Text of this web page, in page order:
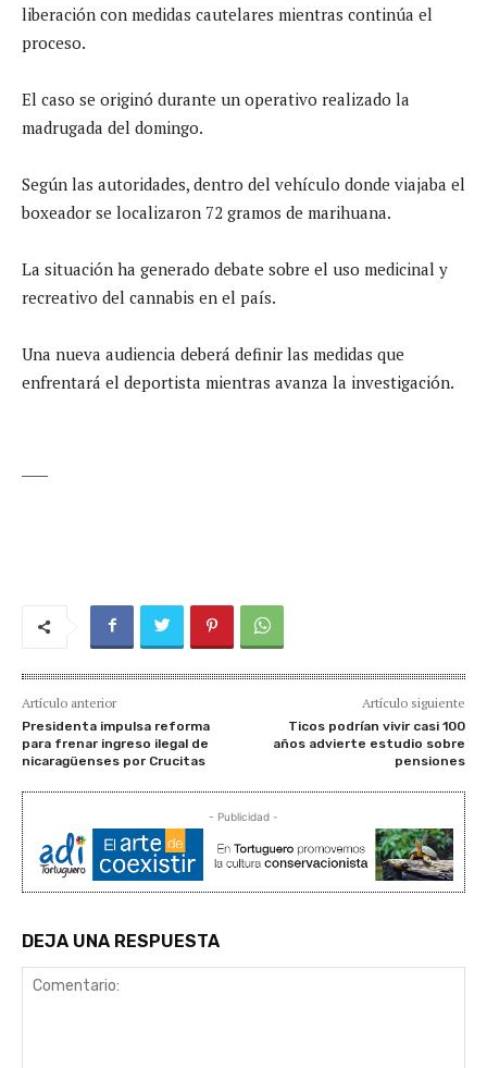
liberación con medidas cautelares mientras continúa el
proceso.
El caso se originó durante un operativo realizado la
madrugada del domingo.
Según las autoridades, dentro del vehículo donde viajaba el
boxeador se localizaron 72 gramos de marihuana.
La situación ha generado debate sobre el uso medicinal y
recreativo del cannabis en el país.
Una nueva audiencia deberá definir las medidas que
enfrentará el deportista mientras avanza la investigación.
Artículo anterior
Presidenta impulsa reforma
para frenar ingreso ilegal de
nicaragüenses por Crucitas
Artículo siguiente
Ticos podrían vivir casi 100
años advierte estudio sobre
pensiones
- Publicidad -
DEJA UNA RESPUESTA